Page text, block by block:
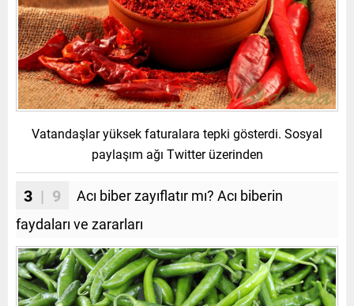
Vatandaşlar yüksek faturalara tepki gösterdi. Sosyal
paylaşım ağı Twitter üzerinden
3 | 9
Acı biber zayıflatır mı? Acı biberin
faydaları ve zararları